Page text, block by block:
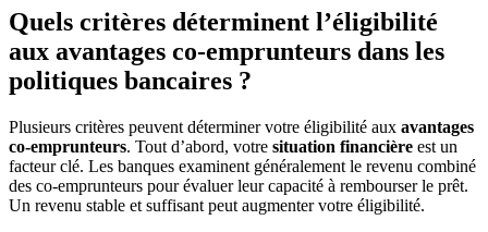
Quels critères déterminent l’éligibilité
aux avantages co-emprunteurs dans les
politiques bancaires ?
Plusieurs critères peuvent déterminer votre éligibilité aux avantages
co-emprunteurs. Tout d’abord, votre situation financière est un
facteur clé. Les banques examinent généralement le revenu combiné
des co-emprunteurs pour évaluer leur capacité à rembourser le prêt.
Un revenu stable et suffisant peut augmenter votre éligibilité.